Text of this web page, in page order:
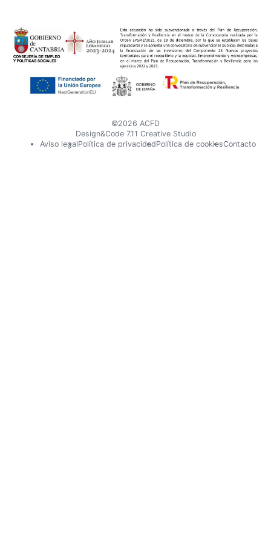
perfil
en
X
perfil
en
Instagram
©2026 ACFD
Design&Code 7.11 Creative Studio
Pie
Aviso legalPolítica de privacidadPolítica de cookiesContacto